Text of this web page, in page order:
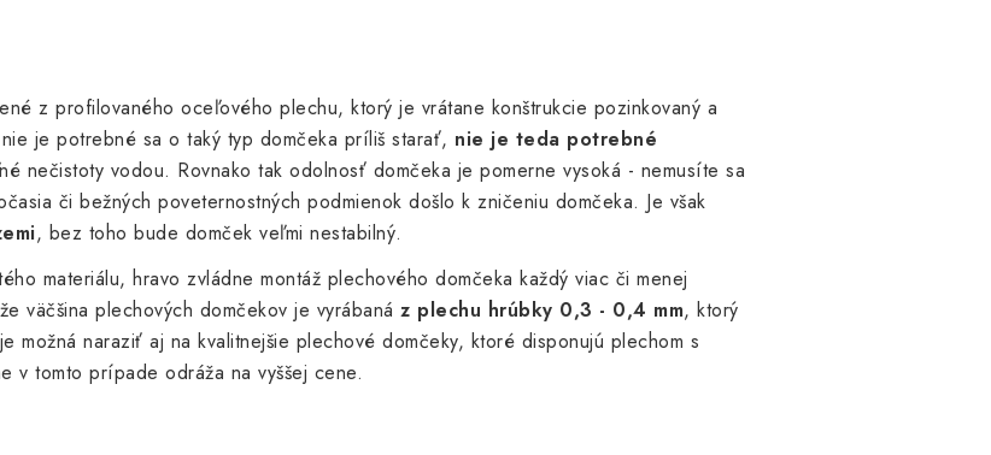
z profilovaného oceľového plechu, ktorý je vrátane konštrukcie pozinkovaný a
je potrebné sa o taký typ domčeka príliš starať, nie je teda potrebné
nečistoty vodou. Rovnako tak odolnosť domčeka je pomerne vysoká - nemusíte sa
či bežných poveternostných podmienok došlo k zničeniu domčeka. Je však
, bez toho bude domček veľmi nestabilný.
materiálu, hravo zvládne montáž plechového domčeka každý viac či menej
väčšina plechových domčekov je vyrábaná z plechu hrúbky 0,3 - 0,4 mm, ktorý
možná naraziť aj na kvalitnejšie plechové domčeky, ktoré disponujú plechom s
v tomto prípade odráža na vyššej cene.